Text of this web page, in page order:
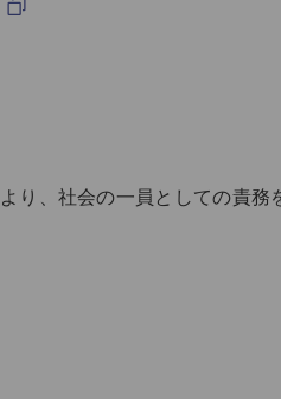
り、社会の一員としての責務